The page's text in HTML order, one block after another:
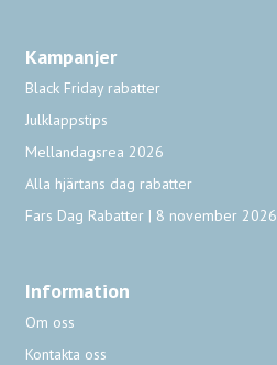
Kampanjer
Black Friday rabatter
Julklappstips
Mellandagsrea 2026
Alla hjärtans dag rabatter
Fars Dag Rabatter | 8 november 2026
Information
Om oss
Kontakta oss